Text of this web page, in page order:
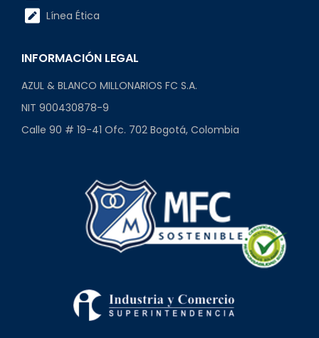
Línea Ética
INFORMACIÓN LEGAL
AZUL & BLANCO MILLONARIOS FC S.A.
NIT 900430878-9
Calle 90 # 19-41 Ofc. 702 Bogotá, Colombia